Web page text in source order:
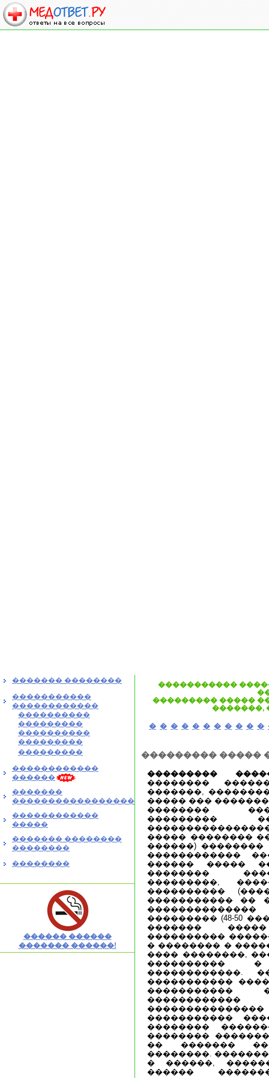
������� ��������
�����������
������������
����������
���������
����������
���������
���������
������������
������
�������
�����������������
������������
�����
������� ��������
��������
��������
������ ������
������� ������!
�����������
��������� �����
�������,
� � � � � � � � � � �
��������� �����
���������
��������
�������,
����� ���
��������
���������
����� ��������
������)
������������
������ �����
��������
���������,
����������
����������� ��
��������� (48-50
�������
����������
� �������� �
���� ��������,
����������
������������.
�����������
�����������
�����������
��������
��������
�� �������
��������.
� ������,
������